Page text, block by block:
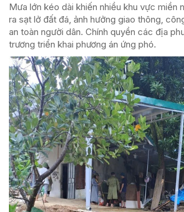
Mưa lớn kéo dài khiến nhiều khu vực miền
ra sạt lở đất đá, ảnh hưởng giao thông,
an toàn người dân. Chính quyền các địa
trương triển khai phương án ứng phó.